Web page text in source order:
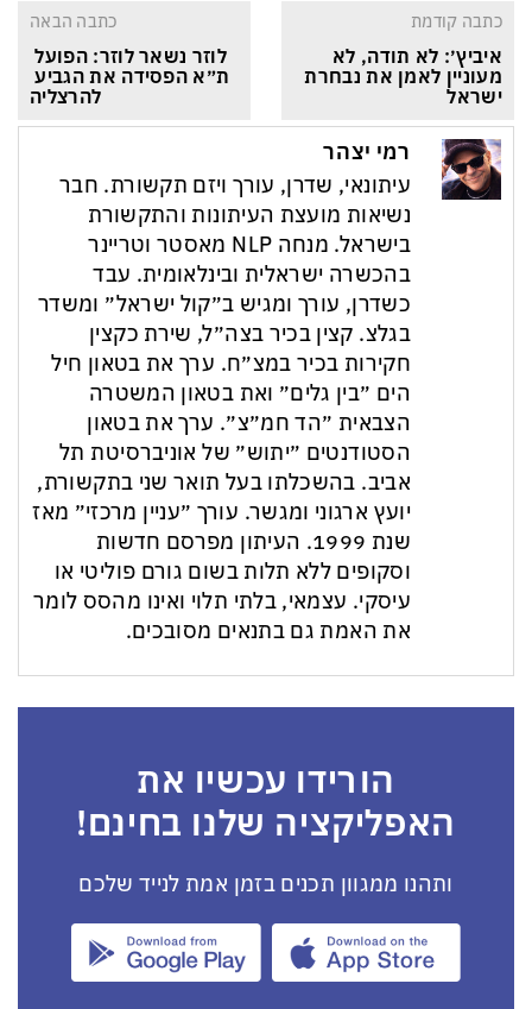
כתבה קודמת
איביץ׳: לא תודה, לא
מעוניין לאמן את נבחרת
ישראל
כתבה הבאה
לוזר נשאר לוזר: הפועל
ת״א הפסידה את הגביע
להרצליה
רמי יצהר
עיתונאי, שדרן, עורך ויזם תקשורת. חבר
נשיאות מועצת העיתונות והתקשורת
בישראל. מנחה NLP מאסטר וטריינר
בהכשרה ישראלית ובינלאומית. עבד
כשדרן, עורך ומגיש ב״קול ישראל״ ומשדר
בגלצ. קצין בכיר בצה״ל, שירת כקצין
חקירות בכיר במצ״ח. ערך את בטאון חיל
הים ״בין גלים״ ואת בטאון המשטרה
הצבאית ״הד חמ״צ״. ערך את בטאון
הסטודנטים ״יתוש״ של אוניברסיטת תל
אביב. בהשכלתו בעל תואר שני בתקשורת,
יועץ ארגוני ומגשר. עורך ״עניין מרכזי״ מאז
שנת 1999. העיתון מפרסם חדשות
וסקופים ללא תלות בשום גורם פוליטי או
עיסקי. עצמאי, בלתי תלוי ואינו מהסס לומר
את האמת גם בתנאים מסובכים.
הורידו עכשיו את
האפליקציה שלנו בחינם!
ותהנו ממגוון תכנים בזמן אמת לנייד שלכם